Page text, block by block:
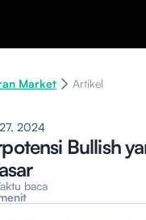
Market Artikel
2024
Bullish
baca